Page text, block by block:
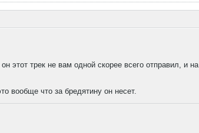
этот трек не вам одной скорее всего отправил, и
вообще что за бредятину он несет.